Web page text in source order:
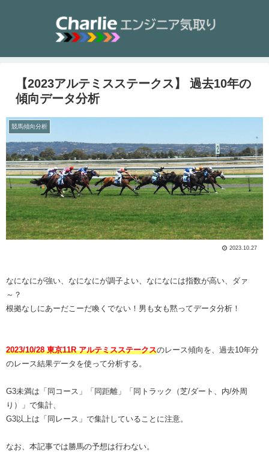
【2023アルテミスステークス】 過去10年の
傾向データ分析
競馬傾向分析
2023.10.27
なになにが強い、なになにが調子よい、なになには指数が高い、ダァ
～？
根拠なしにあーだこーだ喚くでない！男も女も黙ってデータ分析！
2023/10/28 東京11R アルテミスステークスのレース傾向を、過去10年分
のレース結果データを使って分析する。
G3未満は「同コース」「同距離」「同トラック（芝/ダート、内/外周
り）」で集計、
G3以上は「同レース」で集計していることに注意。
なお、本記事では勝馬の予想は行わない。